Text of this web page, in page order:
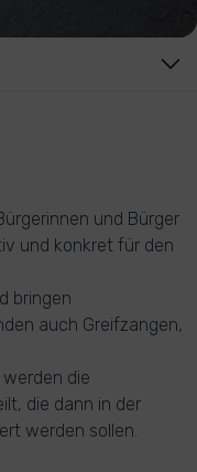
und Bürger
und konkret für den
bringen
auch Greifzangen,
die
die dann in der
werden sollen.